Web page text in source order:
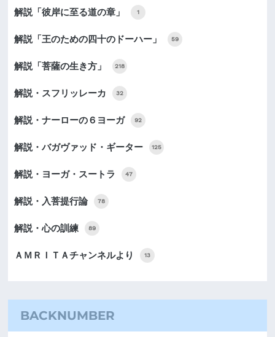
解説「彼岸に至る道の章」 1
解説「王のための四十のドーハー」 59
解説「菩薩の生き方」 218
解説・スフリッレーカ 32
解説・ナーローの６ヨーガ 92
解説・バガヴァッド・ギーター 125
解説・ヨーガ・スートラ 47
解説・入菩提行論 78
解説・心の訓練 89
ＡＭＲＩＴＡチャンネルより 13
BACKNUMBER